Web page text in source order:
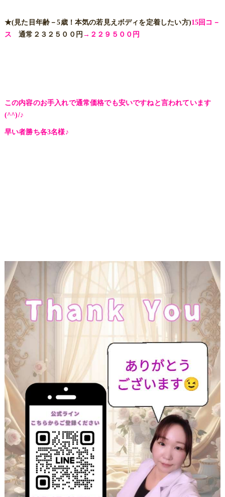
★(見た目年齢－5歳！本気の若見えボディを定着したい方)15回コ－
ス通常２３２５００円 →２２９５００円
この内容のお手入れで通常価格でも安いですねと言われています
(^^)/♪
早い者勝ち各3名様♪